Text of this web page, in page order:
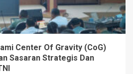
Center Of Gravity (CoG)
Sasaran Strategis Dan